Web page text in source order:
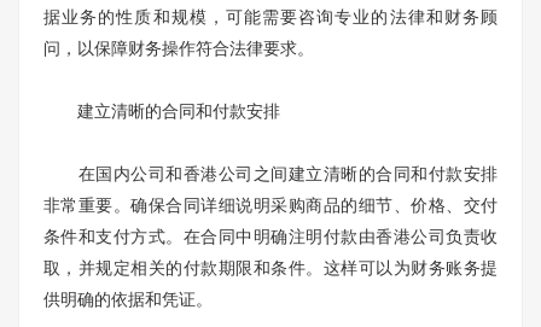
据业务的性质和规模，可能需要咨询专业的法律和财务顾
问，以保障财务操作符合法律要求。
建立清晰的合同和付款安排
在国内公司和香港公司之间建立清晰的合同和付款安排
非常重要。确保合同详细说明采购商品的细节、价格、交付
条件和支付方式。在合同中明确注明付款由香港公司负责收
取，并规定相关的付款期限和条件。这样可以为财务账务提
供明确的依据和凭证。